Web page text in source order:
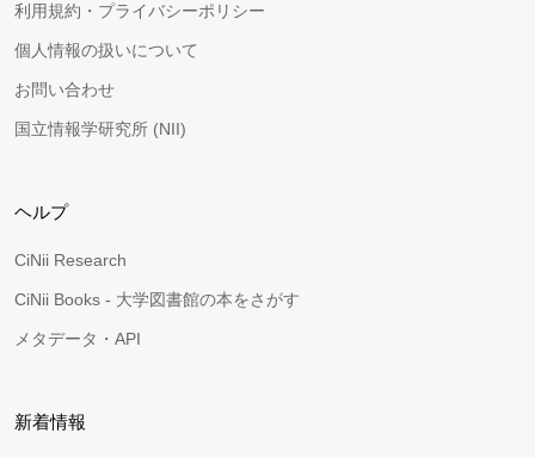
利用規約・プライバシーポリシー
個人情報の扱いについて
お問い合わせ
国立情報学研究所 (NII)
ヘルプ
CiNii Research
CiNii Books - 大学図書館の本をさがす
メタデータ・API
新着情報